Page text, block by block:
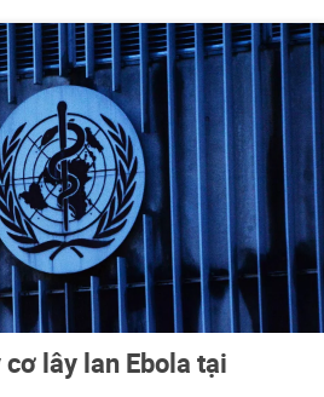
lây lan Ebola tại